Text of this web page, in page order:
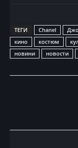
ТЕГИ Chanel
кино
костюм
новини
новости